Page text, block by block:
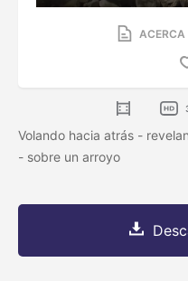
ACERCA
Volando hacia atrás -
- sobre un arroyo